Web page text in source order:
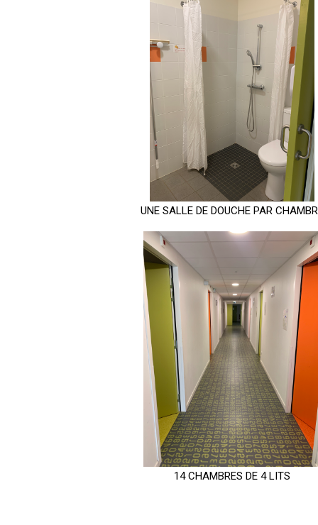
UNE SALLE DE DOUCHE PAR
14 CHAMBRES DE 4 LITS